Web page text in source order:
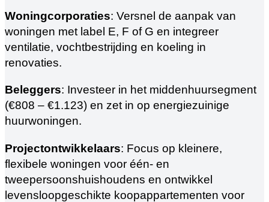
Woningcorporaties: Versnel de aanpak van
woningen met label E, F of G en integreer
ventilatie, vochtbestrijding en koeling in
renovaties.
Beleggers: Investeer in het middenhuursegment
(€808 – €1.123) en zet in op energiezuinige
huurwoningen.
Projectontwikkelaars: Focus op kleinere,
flexibele woningen voor één- en
tweepersoonshuishoudens en ontwikkel
levensloopgeschikte koopappartementen voor